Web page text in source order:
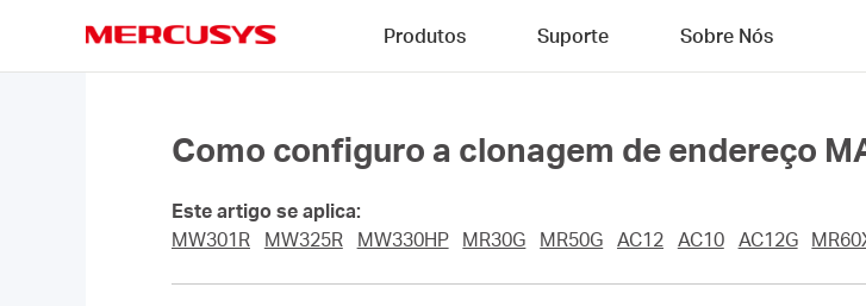
Produtos Suporte Sobre Nós
Como configuro a clonagem de endereço
Este artigo se aplica:
MW301R
MW325R MW330HP MR30G MR50G AC12 AC10 AC12G